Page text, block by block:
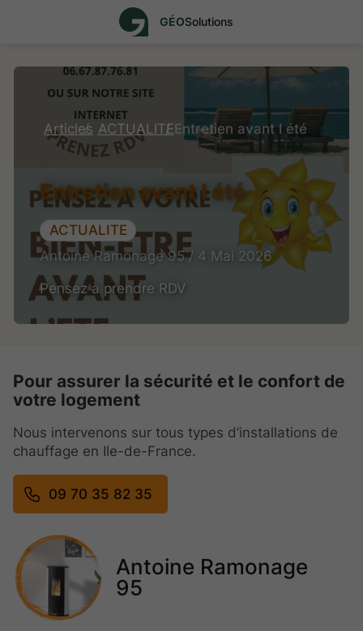
GÉOSolutions
Articles ACTUALITEEntretien avant l été
Entretien avant l été
ACTUALITE
Antoine Ramonage 95 / 4 Mai 2026
Pensez à prendre RDV
Antoine Ramonage
95
Pour assurer la sécurité et le confort de
votre logement
Nous intervenons sur tous types d’installations de
chauffage en Ile-de-France.
09 70 35 82 35